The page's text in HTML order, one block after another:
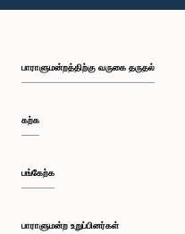
பி.ப. 1:46 - பி.ப. 1:59
பி.ப. 2:11 - பி.ப. 2:19
பாராளுமன்றத்திற்கு வருகை தருதல்
கற்க
பங்கேற்க
பாராளுமன்ற உறுப்பினர்கள்